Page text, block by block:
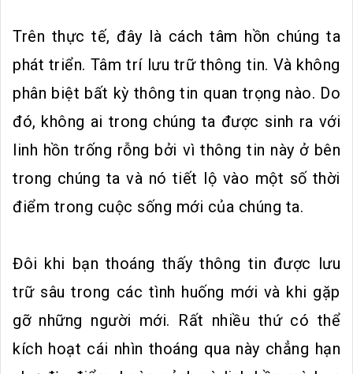
Trên thực tế, đây là cách tâm hồn chúng ta
phát triển. Tâm trí lưu trữ thông tin. Và không
phân biệt bất kỳ thông tin quan trọng nào. Do
đó, không ai trong chúng ta được sinh ra với
linh hồn trống rỗng bởi vì thông tin này ở bên
trong chúng ta và nó tiết lộ vào một số thời
điểm trong cuộc sống mới của chúng ta.
Đôi khi bạn thoáng thấy thông tin được lưu
trữ sâu trong các tình huống mới và khi gặp
gỡ những người mới. Rất nhiều thứ có thể
kích hoạt cái nhìn thoáng qua này chẳng hạn